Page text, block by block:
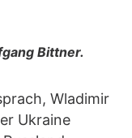
Bittner.
Wladimir
Ukraine